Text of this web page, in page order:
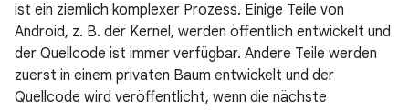
ist ein ziemlich komplexer Prozess. Einige Teile von
Android, z. B. der Kernel, werden öffentlich entwickelt und
der Quellcode ist immer verfügbar. Andere Teile werden
zuerst in einem privaten Baum entwickelt und der
Quellcode wird veröffentlicht, wenn die nächste